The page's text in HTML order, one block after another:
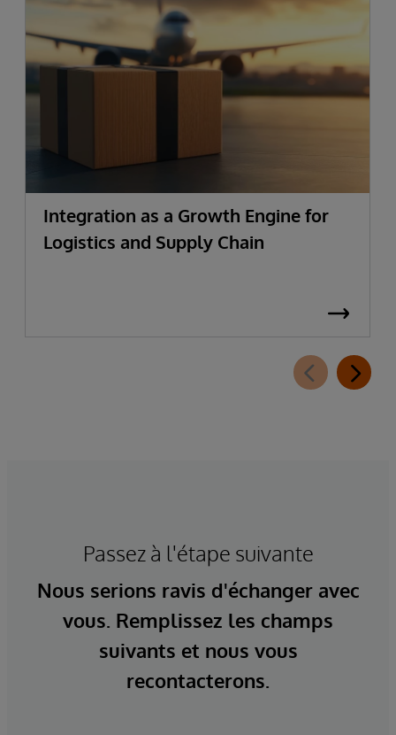
Integration as a Growth Engine for
Logistics and Supply Chain
Passez à l'étape suivante
Nous serions ravis d'échanger avec
vous. Remplissez les champs
suivants et nous vous
recontacterons.